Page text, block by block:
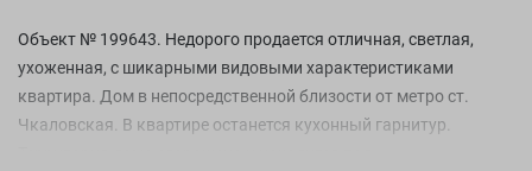
Количество квартир 384
Объект № 199643. Недорого продается отличная, светлая,
ухоженная, с шикарными видовыми характеристиками
квартира. Дом в непосредственной близости от метро ст.
Чкаловская. В квартире останется кухонный гарнитур.